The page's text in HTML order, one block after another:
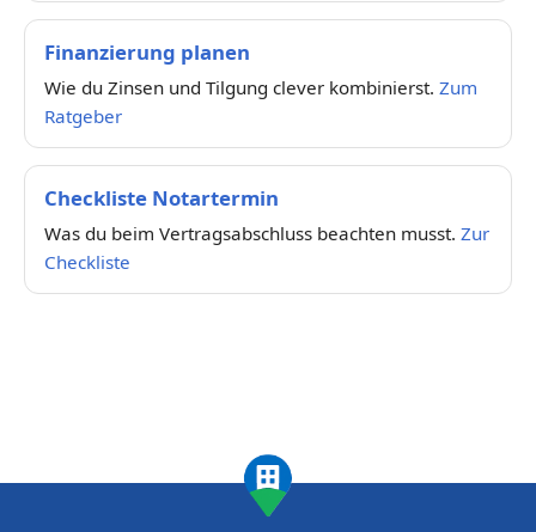
Finanzierung planen
Wie du Zinsen und Tilgung clever kombinierst. Zum
Ratgeber
Checkliste Notartermin
Was du beim Vertragsabschluss beachten musst. Zur
Checkliste